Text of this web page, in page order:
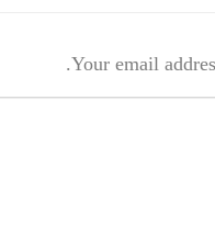
Your email